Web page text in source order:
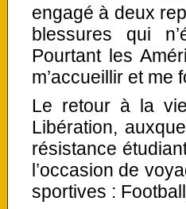
engagé à deux
blessures qui
Pourtant les
m’accueillir et me
Le retour à la
Libération,
résistance
l’occasion de
sportives :